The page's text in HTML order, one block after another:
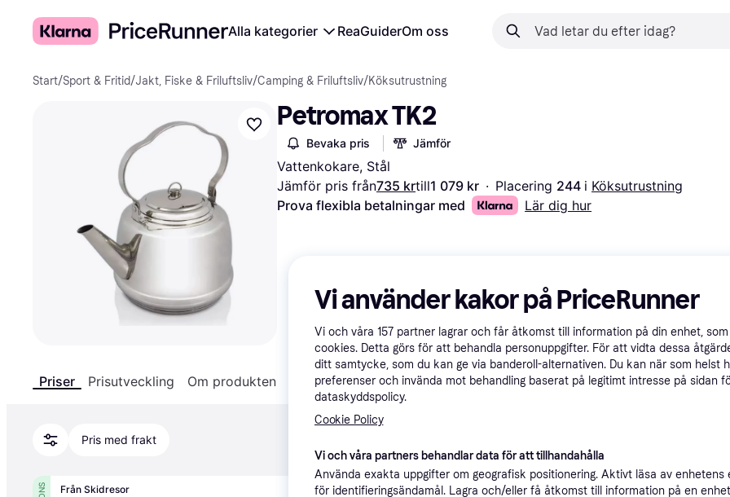
Alla kategorier ReaGuiderOm oss
Start/Sport & Fritid/Jakt, Fiske & Friluftsliv/Camping & Friluftsliv/Köksutrustning
Petromax TK2
Bevaka pris Jämför
Vattenkokare, Stål
Jämför pris från735 krtill1 079 kr · Placering 244 i Köksutrustning
Prova flexibla betalningar med
Lär dig hur
Priser Prisutveckling Om produkten Specifikationer
Pris med frakt
Från Skidresor
Vi använder kakor på PriceRunner
Vi och våra 157 partner lagrar och får åtkomst till information på din enhet,
cookies. Detta görs för att behandla personuppgifter. För att vidta dessa
ditt samtycke, som du kan ge via banderoll-alternativen. Du kan när som helst
preferenser och invända mot behandling baserat på legitimt intresse på sidan
dataskyddspolicy.
Cookie Policy
Vi och våra partners behandlar data för att tillhandahålla
Använda exakta uppgifter om geografisk positionering. Aktivt läsa av enhetens
för identifieringsändamål. Lagra och/eller få åtkomst till information på en